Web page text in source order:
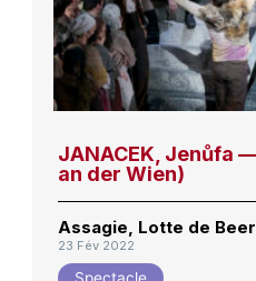
JANACEK, Jenůfa
an der Wien)
Assagie, Lotte de
23 Fév 2022